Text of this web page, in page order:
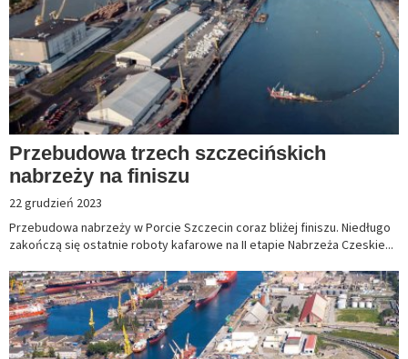
Przebudowa trzech szczecińskich
nabrzeży na finiszu
22 grudzień 2023
Przebudowa nabrzeży w Porcie Szczecin coraz bliżej finiszu. Niedługo
zakończą się ostatnie roboty kafarowe na II etapie Nabrzeża Czeskie...